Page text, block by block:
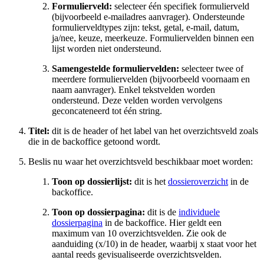
Formulierveld: selecteer één specifiek formulierveld
(bijvoorbeeld e-mailadres aanvrager). Ondersteunde
formulierveldtypes zijn: tekst, getal, e-mail, datum,
ja/nee, keuze, meerkeuze. Formuliervelden binnen een
lijst worden niet ondersteund.
Samengestelde formuliervelden: selecteer twee of
meerdere formuliervelden (bijvoorbeeld voornaam en
naam aanvrager). Enkel tekstvelden worden
ondersteund. Deze velden worden vervolgens
geconcateneerd tot één string.
Titel: dit is de header of het label van het overzichtsveld zoals
die in de backoffice getoond wordt.
Beslis nu waar het overzichtsveld beschikbaar moet worden:
Toon op dossierlijst: dit is het dossieroverzicht in de
backoffice.
Toon op dossierpagina: dit is de individuele
dossierpagina in de backoffice. Hier geldt een
maximum van 10 overzichtsvelden. Zie ook de
aanduiding (x/10) in de header, waarbij x staat voor het
aantal reeds gevisualiseerde overzichtsvelden.